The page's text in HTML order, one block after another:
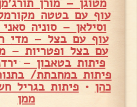
עוף עם בטטה
וסילאן – סוניה
עוף עם בצל – מדי
עם בצל ופטריות –
פיתות בטאבון –
פיתות במחבתת/
כהן • פיתות בגריל
ממן